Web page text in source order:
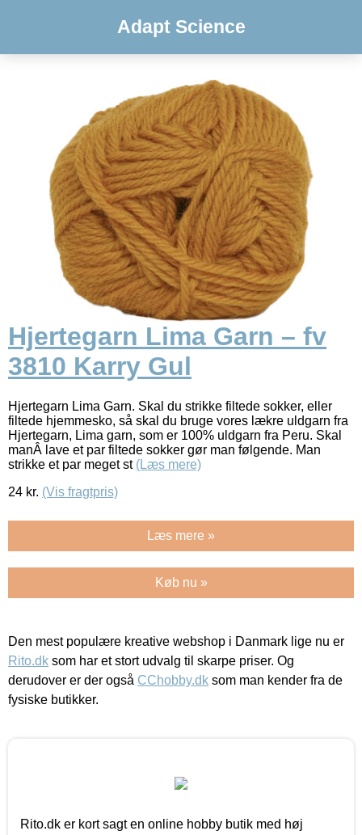
Adapt Science
Hjertegarn Lima Garn – fv
3810 Karry Gul
Hjertegarn Lima Garn. Skal du strikke filtede sokker, eller
filtede hjemmesko, så skal du bruge vores lækre uldgarn fra
Hjertegarn, Lima garn, som er 100% uldgarn fra Peru. Skal
manÂ lave et par filtede sokker gør man følgende. Man
strikke et par meget st (Læs mere)
24 kr. (Vis fragtpris)
Læs mere »
Køb nu »
Den mest populære kreative webshop i Danmark lige nu er
Rito.dk som har et stort udvalg til skarpe priser. Og
derudover er der også CChobby.dk som man kender fra de
fysiske butikker.
Rito.dk er kort sagt en online hobby butik med høj